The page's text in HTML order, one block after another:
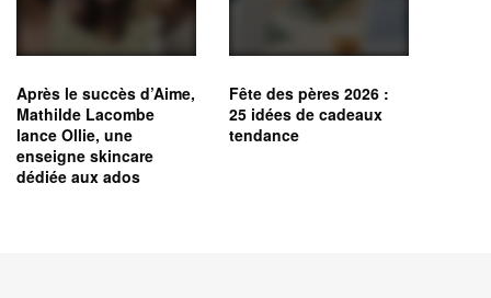
Après le succès d’Aime,
Mathilde Lacombe
lance Ollie, une
enseigne skincare
dédiée aux ados
Fête des pères 2026 :
25 idées de cadeaux
tendance